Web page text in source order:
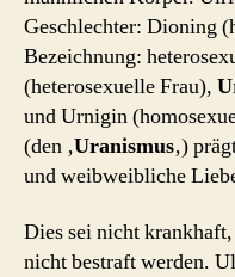
Geschlechter: Dioning
Bezeichnung:
(heterosexuelle Frau),
und Urnigin
(den ‚Uranismus‚)
und weibweibliche
Dies sei nicht
nicht bestraft werden.